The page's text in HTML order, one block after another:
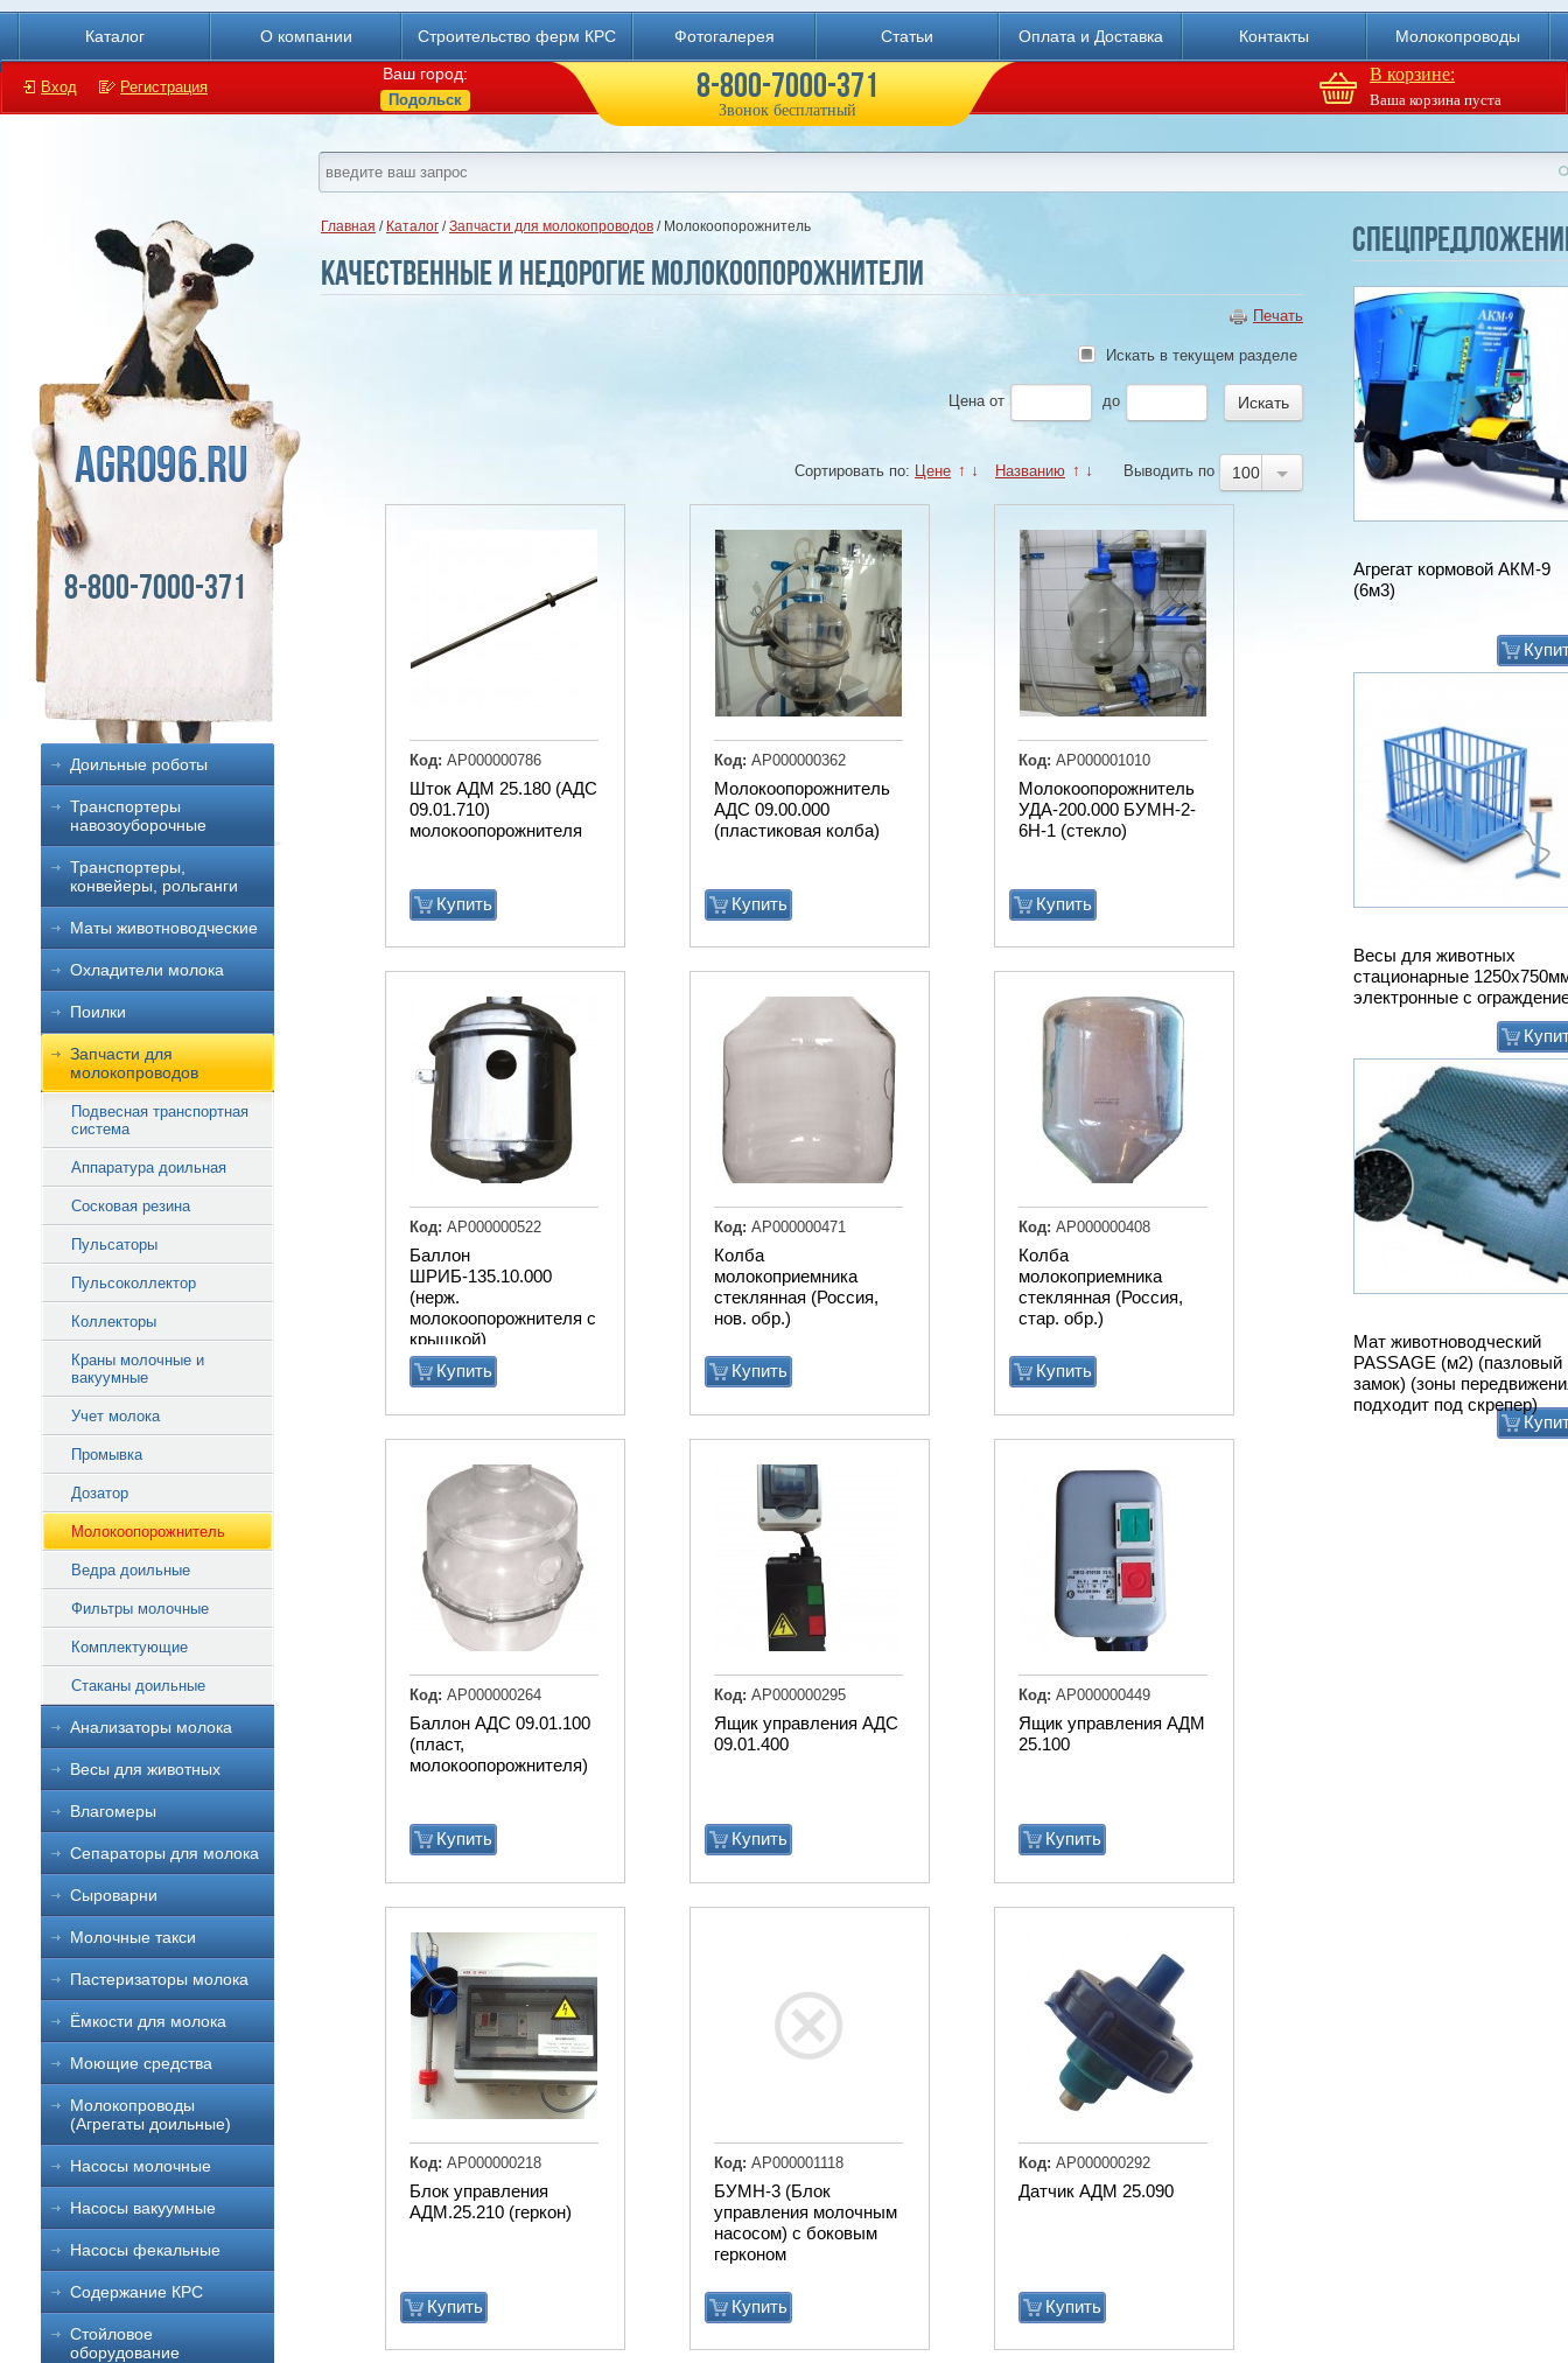
Каталог О компании Строительство ферм КРС Фотогалерея Статьи Оплата и Доставка Контакты Молокопроводы
Вход Регистрация
Ваш город:
Подольск
В корзине:
Ваша корзина пуста
8-800-7000-371
Звонок бесплатный
8-800-7000-371
Доильные роботы
Транспортеры
навозоуборочные
Транспортеры,
конвейеры, рольганги
Маты животноводческие
Охладители молока
Поилки
Запчасти для
молокопроводов
Подвесная транспортная
система
Аппаратура доильная
Сосковая резина
Пульсаторы
Пульсоколлектор
Коллекторы
Краны молочные и
вакуумные
Учет молока
Промывка
Дозатор
Молокоопорожнитель
Ведра доильные
Фильтры молочные
Комплектующие
Стаканы доильные
Анализаторы молока
Весы для животных
Влагомеры
Сепараторы для молока
Сыроварни
Молочные такси
Пастеризаторы молока
Ёмкости для молока
Моющие средства
Молокопроводы
(Агрегаты доильные)
Насосы молочные
Насосы вакуумные
Насосы фекальные
Содержание КРС
Стойловое
оборудование
Агрегат кормовой АКМ-9
(6м3)
стационарные
электронные с
Мат животноводческий
PASSAGE (м2) (пазловый
замок) (зоны
подходит под скрепер)
Привод ТСН.00.760 без
дв.
Главная / Каталог /Запчасти для молокопроводов / Молокоопорожнитель
Качественные и недорогие молокоопорожнители
Печать
Искать в текущем разделе
Ценаот до
Сортировать по: Цене ↑ ↓ Названию ↑ ↓ Выводить по 100
Шток АДМ 25.180 (АДС
09.01.710)
молокоопорожнителя
Купить
Код: АР000000786
Молокоопорожнитель
АДС 09.00.000
(пластиковая колба)
Купить
Код: АР000000362
Молокоопорожнитель
УДА-200.000 БУМН-2-
6Н-1 (стекло)
Купить
Код: АР000001010
Баллон
ШРИБ-135.10.000
(нерж.
молокоопорожнителя с
крышкой)
Купить
Код: АР000000522
Колба
молокоприемника
стеклянная (Россия,
нов. обр.)
Купить
Код: АР000000471
Колба
молокоприемника
стеклянная (Россия,
стар. обр.)
Купить
Код: АР000000408
Баллон АДС 09.01.100
(пласт,
молокоопорожнителя)
Купить
Код: АР000000264
Ящик управления АДС
09.01.400
Купить
Код: АР000000295
Ящик управления АДМ
25.100
Купить
Код: АР000000449
Блок управления
АДМ.25.210 (геркон)
Купить
Код: АР000000218
БУМН-3 (Блок
управления молочным
насосом) с боковым
герконом
Купить
Код: АР000001118
Датчик АДМ 25.090
Купить
Код: АР000000292